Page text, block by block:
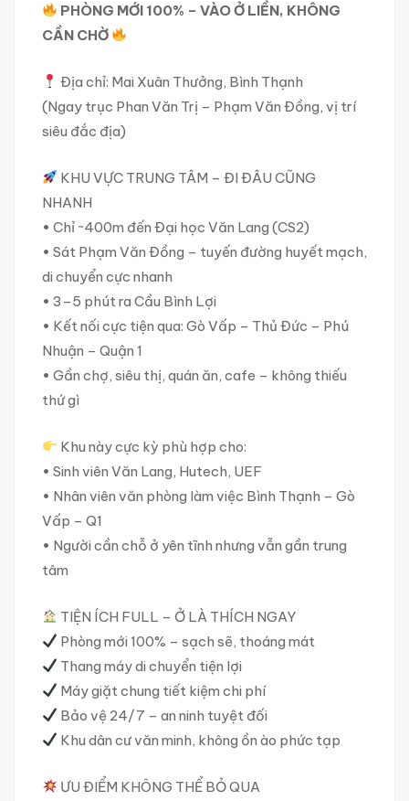
PHÒNG MỚI 100% – VÀO Ở LIỀN, KHÔNG
CẦN CHỜ
Địa chỉ: Mai Xuân Thưởng, Bình Thạnh
(Ngay trục Phan Văn Trị – Phạm Văn Đồng, vị trí
siêu đắc địa)
KHU VỰC TRUNG TÂM – ĐI ĐÂU CŨNG
NHANH
• Chỉ ~400m đến Đại học Văn Lang (CS2)
• Sát Phạm Văn Đồng – tuyến đường huyết mạch,
di chuyển cực nhanh
• 3–5 phút ra Cầu Bình Lợi
• Kết nối cực tiện qua: Gò Vấp – Thủ Đức – Phú
Nhuận – Quận 1
• Gần chợ, siêu thị, quán ăn, cafe – không thiếu
thứ gì
Khu này cực kỳ phù hợp cho:
• Sinh viên Văn Lang, Hutech, UEF
• Nhân viên văn phòng làm việc Bình Thạnh – Gò
Vấp – Q1
• Người cần chỗ ở yên tĩnh nhưng vẫn gần trung
tâm
TIỆN ÍCH FULL – Ở LÀ THÍCH NGAY
Phòng mới 100% – sạch sẽ, thoáng mát
Thang máy di chuyển tiện lợi
Máy giặt chung tiết kiệm chi phí
Bảo vệ 24/7 – an ninh tuyệt đối
Khu dân cư văn minh, không ồn ào phức tạp
ƯU ĐIỂM KHÔNG THỂ BỎ QUA